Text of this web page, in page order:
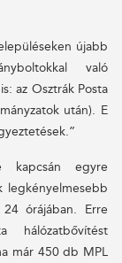
újabb
való
az Osztrák Posta
után). E
kapcsán egyre
legkényelmesebb
órájában. Erre
hálózatbővítést
már 450 db MPL